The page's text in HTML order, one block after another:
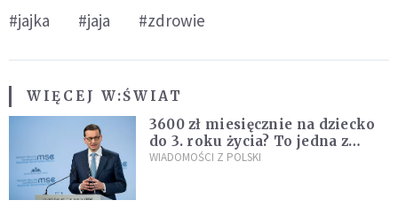
#jajka #jaja #zdrowie
WIĘCEJ W:ŚWIAT
3600 zł miesięcznie na dziecko
do 3. roku życia? To jedna z
propozycji programu "Rozwój
WIADOMOŚCI Z POLSKI